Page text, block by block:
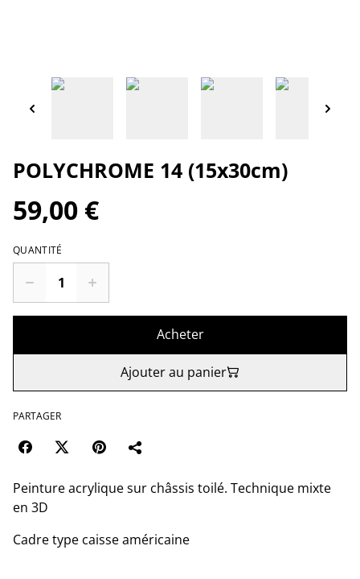
POLYCHROME 14 (15x30cm)
59,00 €
QUANTITÉ
Acheter
Ajouter au panier
PARTAGER
Peinture acrylique sur châssis toilé. Technique mixte
en 3D
Cadre type caisse américaine